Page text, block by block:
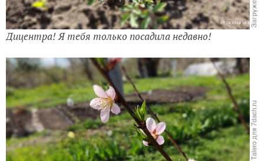
Дицентра! Я тебя только посадила недавно!